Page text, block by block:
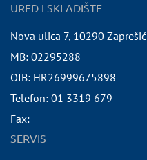
URED I SKLADIŠTE
Nova ulica 7, 10290 Zaprešić
MB: 02295288
OIB: HR26999675898
Telefon: 01 3319 679
Fax:
SERVIS